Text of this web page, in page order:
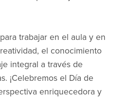
trabajar en el aula y en
el conocimiento
integral a través de
¡Celebremos el Día de
enriquecedora y